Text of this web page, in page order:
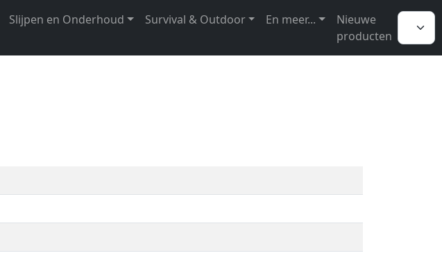
Slijpen en Onderhoud Survival & Outdoor En meer...
Nieuwe
producten